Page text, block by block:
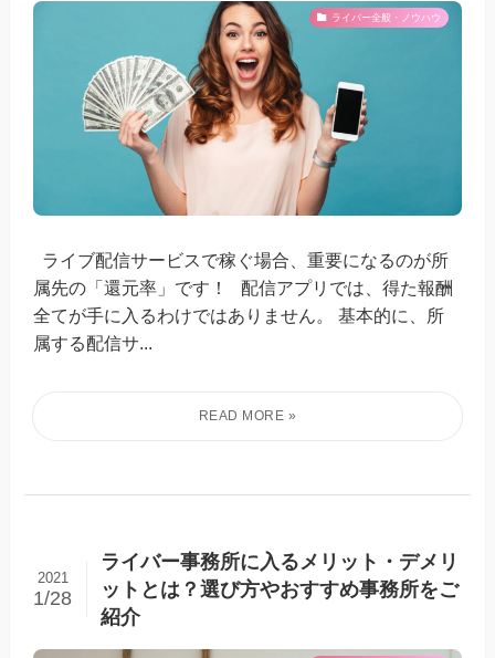
ライバー全般・ノウハウ
ライブ配信サービスで稼ぐ場合、重要になるのが所
属先の「還元率」です！ 配信アプリでは、得た報酬
全てが手に入るわけではありません。 基本的に、所
属する配信サ...
ライバー事務所に入るメリット・デメリ
ットとは？選び方やおすすめ事務所をご
紹介
2021
1/28